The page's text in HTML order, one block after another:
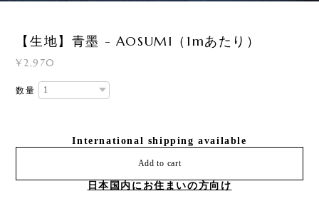
【生地】青墨 - AOSUMI（1mあたり）
¥2,970
数量
International shipping available
Add to cart
日本国内にお住まいの方向け